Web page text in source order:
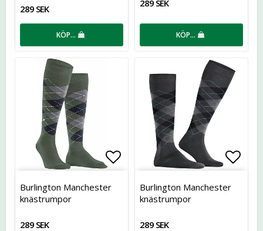
289 SEK
KÖP…
289 SEK
KÖP…
Lägg till i favoritlistan
Burlington Manchester
knästrumpor
289 SEK
Burlington Manchester
knästrumpor
289 SEK